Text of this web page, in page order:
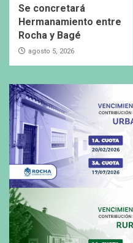
Se concretará
Hermanamiento entre
Rocha y Bagé
agosto 5, 2026